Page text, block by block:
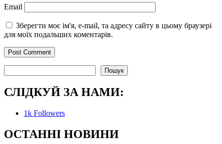
Email
Зберегти моє ім'я, e-mail, та адресу сайту в цьому браузері
для моїх подальших коментарів.
Пошук
СЛІДКУЙ ЗА НАМИ:
1k Followers
ОСТАННІ НОВИНИ